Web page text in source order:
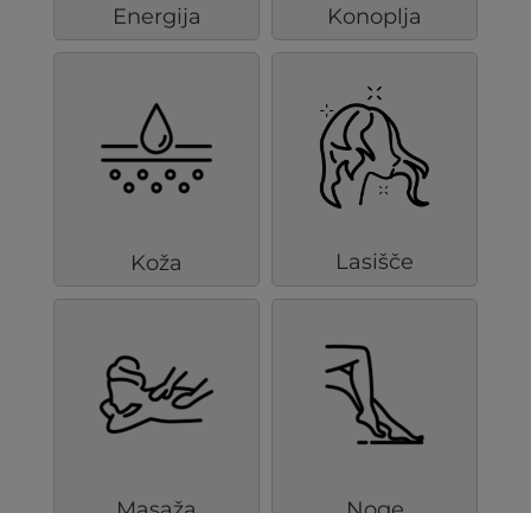
Energija Konoplja
Koža Lasišče